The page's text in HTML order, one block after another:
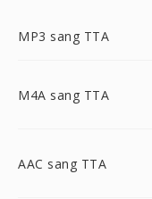
MP3 sang TTA
M4A sang TTA
AAC sang TTA